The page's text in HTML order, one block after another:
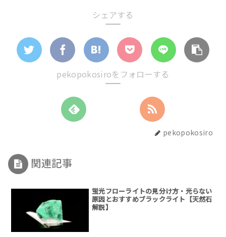
シェアする
pekopokosiroをフォローする
pekopokosiro
関連記事
蛍光フローライトの見分け方・光らない
原因とおすすめブラックライト【天然石
解説】